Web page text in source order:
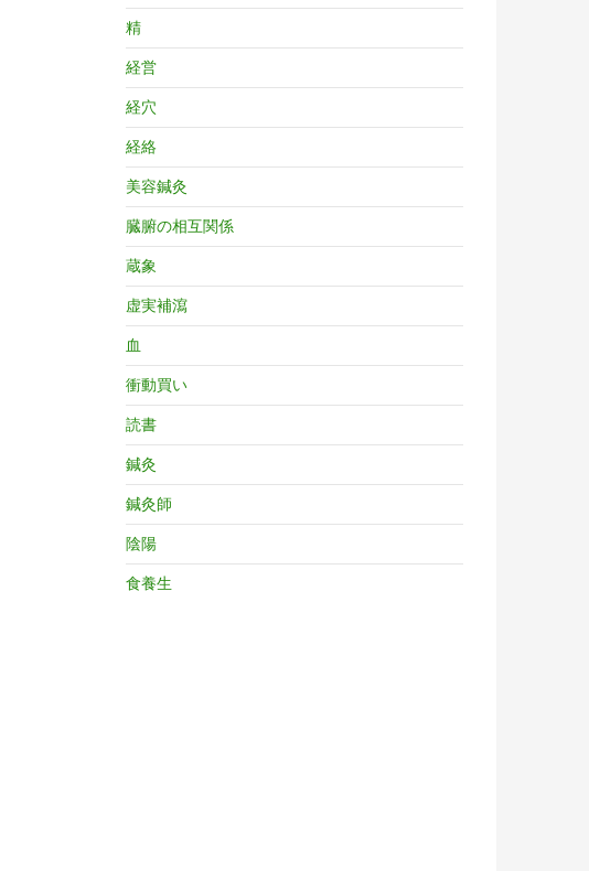
精
経営
経穴
経絡
美容鍼灸
臓腑の相互関係
蔵象
虚実補瀉
血
衝動買い
読書
鍼灸
鍼灸師
陰陽
食養生